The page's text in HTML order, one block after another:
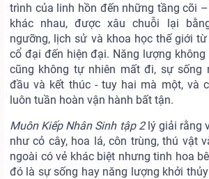
trình của linh hồn đến những tầng cõi
khác nhau, được xâu chuỗi lại
ngưỡng, lịch sử và khoa học thế giới
cổ đại đến hiện đại. Năng lượng
cũng không tự nhiên mất đi, sự sống
đầu và kết thúc - tuy hai mà một, và
luôn tuần hoàn vận hành bất tận.
Muôn Kiếp Nhân Sinh tập 2lý giải rằng
như cỏ cây, hoa lá, côn trùng, thú vật
ngoài có vẻ khác biệt nhưng tinh hoa
đó là sự sống hay năng lượng khởi